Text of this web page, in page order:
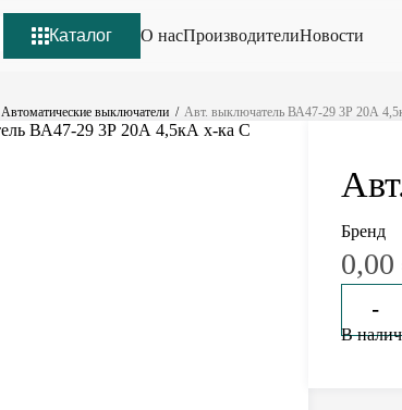
Каталог О насПроизводителиНовости
Автоматические выключатели Авт. выключатель ВА47-29 3Р 20А
Бренд
0,00
-
В